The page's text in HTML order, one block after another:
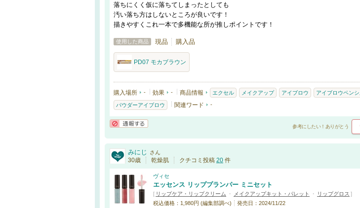
落ちにくく仮に落ちてしまったとしても
汚い落ち方はしないところが良いです！
描きやすくこれ一本で多機能な所が推しポイントです！
使用した商品 現品 購入品
PD07 モカブラウン
購入場所 - 効果 - 商品情報 エクセル メイクアップ アイブロウ アイブロウペン
パウダーアイブロウ 関連ワード -
参考にしたい！ありがとう
みにじ さん
30歳 乾燥肌 クチコミ投稿 20 件
ヴィセ
エッセンス リッププランパー ミニセット
[ リップケア・リップクリーム ・ メイクアップキット・パレット ・ リップグロス ]
税込価格：1,980円 (編集部調べ)
発売日：2024/11/22